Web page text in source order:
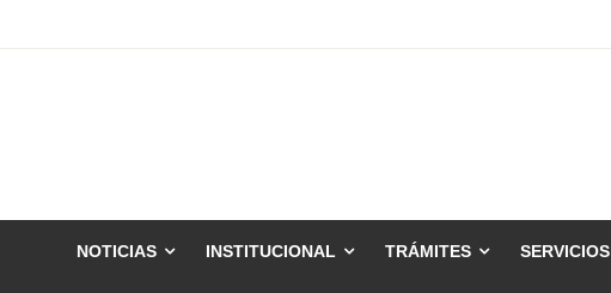
NOTICIAS INSTITUCIONAL TRÁMITES SERVICIOS